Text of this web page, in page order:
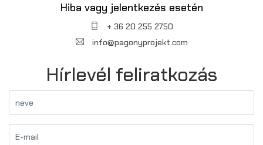
Hiba vagy jelentkezés esetén
+ 36 20 255 2750
info@pagonyprojekt.com
Hírlevél feliratkozás